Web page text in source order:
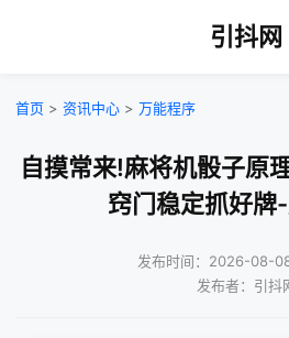
引抖网
首页 > 资讯中心 > 万能程序
自摸常来!麻将机骰子原
窍门稳定抓好牌
发布时间：2026-08-
发布者：引抖